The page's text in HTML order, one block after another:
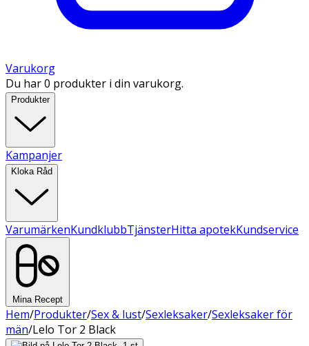
Varukorg
Du har 0 produkter i din varukorg.
Produkter
Kampanjer
Kloka Råd
VarumärkenKundklubbTjänsterHitta apotekKundservice
Mina Recept
Hem/Produkter/Sex & lust/Sexleksaker/Sexleksaker för
män/Lelo Tor 2 Black